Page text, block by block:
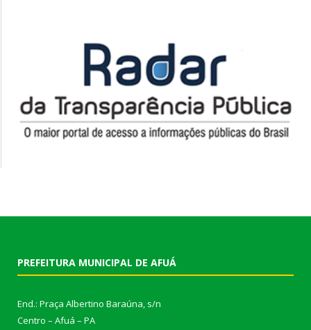
PREFEITURA MUNICIPAL DE AFUÁ
End.: Praça Albertino Baraúna, s/n
Centro – Afuá – PA